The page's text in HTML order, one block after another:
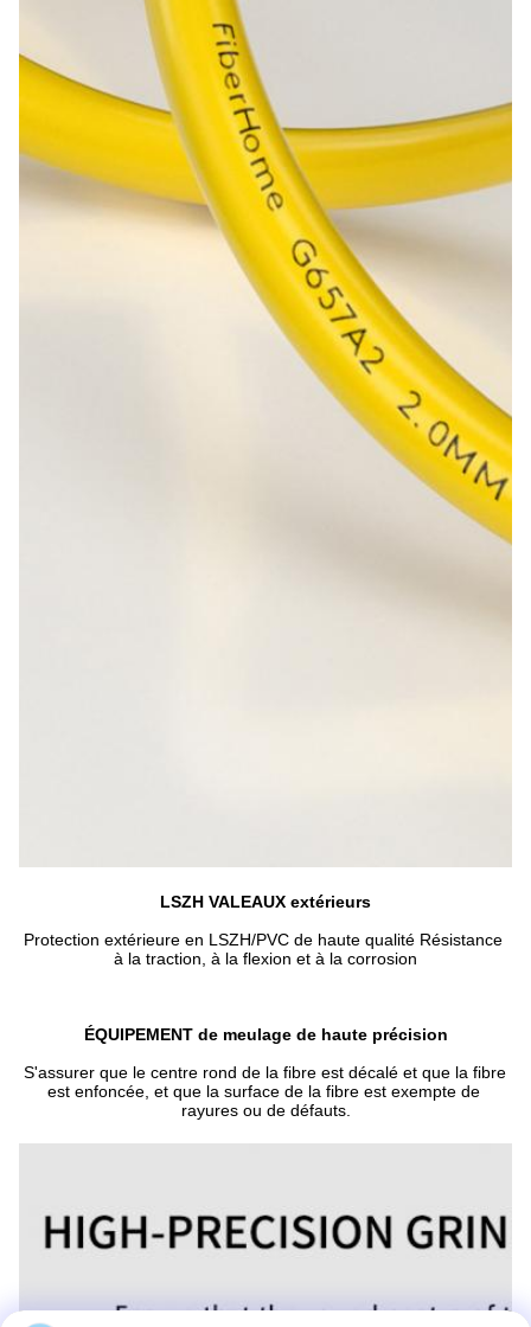
LSZH VALEAUX extérieurs
Protection extérieure en LSZH/PVC de haute qualité Résistance
à la traction, à la flexion et à la corrosion
ÉQUIPEMENT de meulage de haute précision
S'assurer que le centre rond de la fibre est décalé et que la fibre
est enfoncée, et que la surface de la fibre est exempte de
rayures ou de défauts.